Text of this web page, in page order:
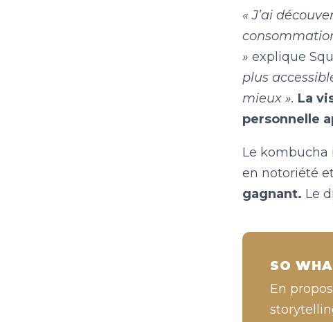
« J’ai
» explique
plus
mieux ». La
personnelle
Le kombucha
en notoriété
gagnant. Le
SO
En